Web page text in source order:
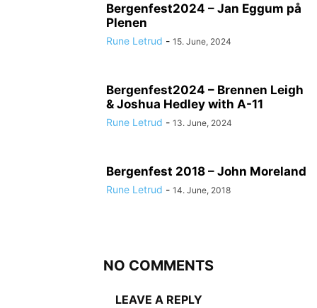
Bergenfest2024 – Jan Eggum på
Plenen
Rune Letrud - 15. June, 2024
Bergenfest2024 – Brennen Leigh
& Joshua Hedley with A-11
Rune Letrud - 13. June, 2024
Bergenfest 2018 – John Moreland
Rune Letrud - 14. June, 2018
NO COMMENTS
LEAVE A REPLY